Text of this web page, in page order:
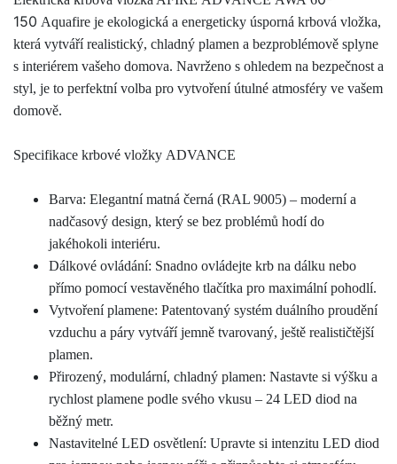
150 Aquafire je ekologická a energeticky úsporná krbová vložka,
která vytváří realistický, chladný plamen a bezproblémově splyne
s interiérem vašeho domova. Navrženo s ohledem na bezpečnost a
styl, je to perfektní volba pro vytvoření útulné atmosféry ve vašem
domově.
Specifikace krbové vložky ADVANCE
Barva: Elegantní matná černá (RAL 9005) – moderní a
nadčasový design, který se bez problémů hodí do
jakéhokoli interiéru.
Dálkové ovládání: Snadno ovládejte krb na dálku nebo
přímo pomocí vestavěného tlačítka pro maximální pohodlí.
Vytvoření plamene: Patentovaný systém duálního proudění
vzduchu a páry vytváří jemně tvarovaný, ještě realističtější
plamen.
Přirozený, modulární, chladný plamen: Nastavte si výšku a
rychlost plamene podle svého vkusu – 24 LED diod na
běžný metr.
Nastavitelné LED osvětlení: Upravte si intenzitu LED diod